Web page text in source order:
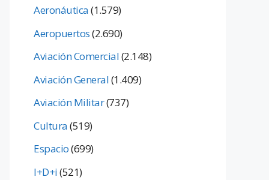
Aeronáutica(1.579)
Aeropuertos(2.690)
Aviación Comercial(2.148)
Aviación General(1.409)
Aviación Militar(737)
Cultura(519)
Espacio(699)
I+D+i(521)